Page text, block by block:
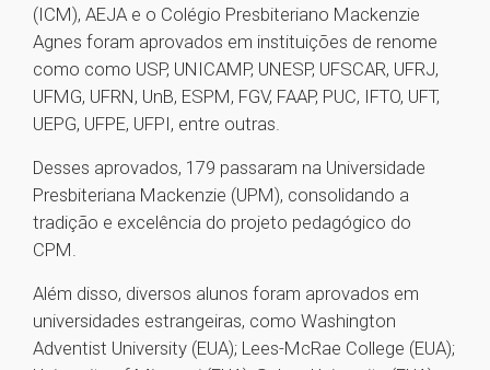
(ICM), AEJA e o Colégio Presbiteriano Mackenzie
Agnes foram aprovados em instituições de renome
como como USP, UNICAMP, UNESP, UFSCAR, UFRJ,
UFMG, UFRN, UnB, ESPM, FGV, FAAP, PUC, IFTO, UFT,
UEPG, UFPE, UFPI, entre outras.
Desses aprovados, 179 passaram na Universidade
Presbiteriana Mackenzie (UPM), consolidando a
tradição e excelência do projeto pedagógico do
CPM.
Além disso, diversos alunos foram aprovados em
universidades estrangeiras, como Washington
Adventist University (EUA); Lees-McRae College (EUA);